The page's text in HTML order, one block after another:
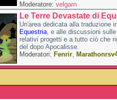
Moderatore: velgarn
Le Terre Devastate di
Un'area dedicata alla traduzione
Equestria, e alle discussioni
relativi progetti e a tutto ciò che
del dopo Apocalisse.
Moderatori: Fenrir,